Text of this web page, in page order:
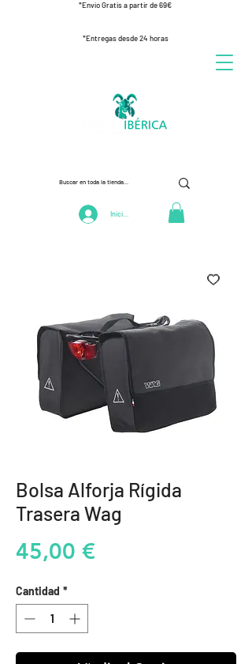
*Envío Gratis a partir de 69€
*Entregas desde 24 horas
Iniciar Sesión
Bolsa Alforja Rígida
Trasera Wag
45,00 €Precio
Cantidad *